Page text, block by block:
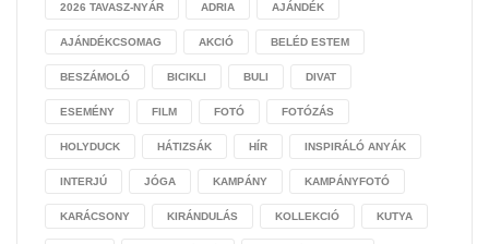
2026 TAVASZ-NYÁR ADRIA AJÁNDÉK
AJÁNDÉKCSOMAG AKCIÓ BELÉD ESTEM
BESZÁMOLÓ BICIKLI BULI DIVAT
ESEMÉNY FILM FOTÓ FOTÓZÁS
HOLYDUCK HÁTIZSÁK HÍR INSPIRÁLÓ ANYÁK
INTERJÚ JÓGA KAMPÁNY KAMPÁNYFOTÓ
KARÁCSONY KIRÁNDULÁS KOLLEKCIÓ KUTYA